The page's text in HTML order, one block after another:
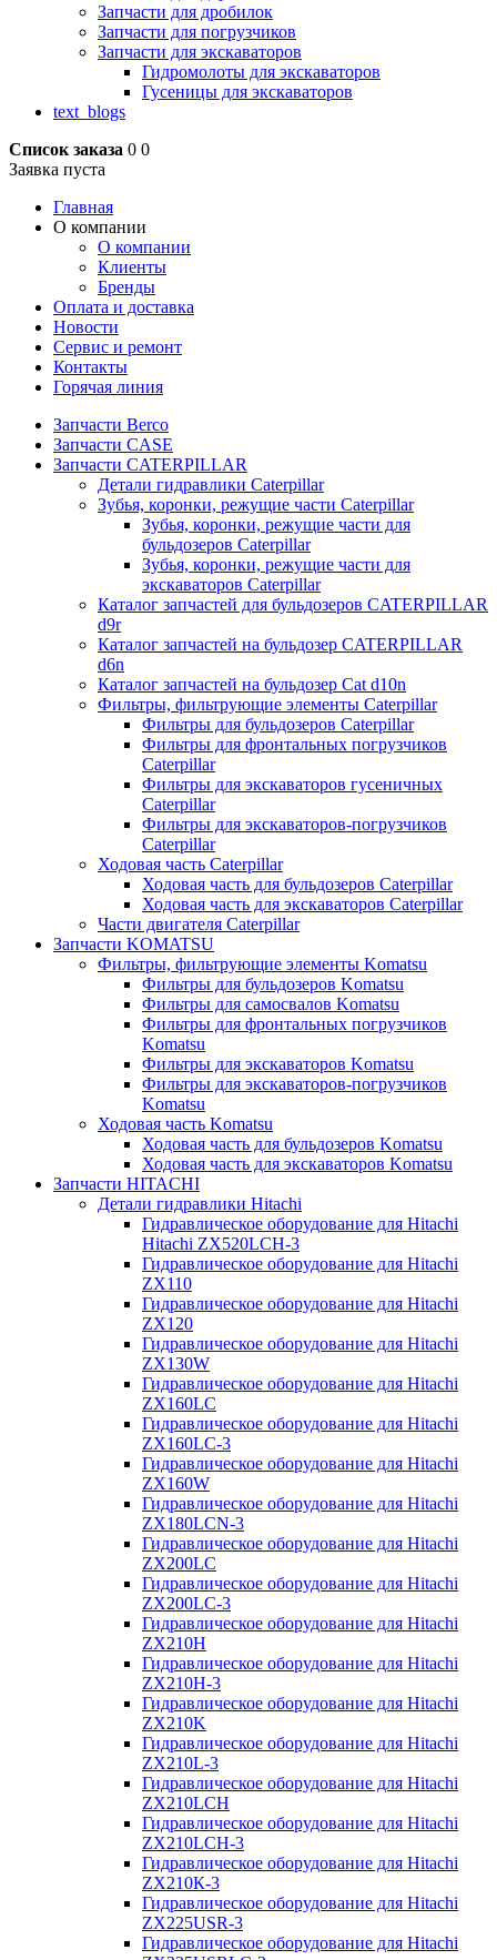
Запчасти для дробилок
Запчасти для погрузчиков
Запчасти для экскаваторов
Гидромолоты для экскаваторов
Гусеницы для экскаваторов
text_blogs
Список заказа 0 0
Заявка пуста
Главная
О компании
О компании
Клиенты
Бренды
Оплата и доставка
Новости
Сервис и ремонт
Контакты
Горячая линия
Запчасти Berco
Запчасти CASE
Запчасти CATERPILLAR
Детали гидравлики Caterpillar
Зубья, коронки, режущие части Caterpillar
Зубья, коронки, режущие части для
бульдозеров Caterpillar
Зубья, коронки, режущие части для
экскаваторов Caterpillar
Каталог запчастей для бульдозеров CATERPILLAR
d9r
Каталог запчастей на бульдозер CATERPILLAR
d6n
Каталог запчастей на бульдозер Сat d10n
Фильтры, фильтрующие элементы Caterpillar
Фильтры для бульдозеров Caterpillar
Фильтры для фронтальных погрузчиков
Caterpillar
Фильтры для экскаваторов гусеничных
Caterpillar
Фильтры для экскаваторов-погрузчиков
Caterpillar
Ходовая часть Caterpillar
Ходовая часть для бульдозеров Caterpillar
Ходовая часть для экскаваторов Caterpillar
Части двигателя Caterpillar
Запчасти KOMATSU
Фильтры, фильтрующие элементы Komatsu
Фильтры для бульдозеров Komatsu
Фильтры для самосвалов Komatsu
Фильтры для фронтальных погрузчиков
Komatsu
Фильтры для экскаваторов Komatsu
Фильтры для экскаваторов-погрузчиков
Komatsu
Ходовая часть Komatsu
Ходовая часть для бульдозеров Komatsu
Ходовая часть для экскаваторов Komatsu
Запчасти HITACHI
Детали гидравлики Hitachi
Гидравлическое оборудование для Hitachi
Hitachi ZX520LCH-3
Гидравлическое оборудование для Hitachi
ZX110
Гидравлическое оборудование для Hitachi
ZX120
Гидравлическое оборудование для Hitachi
ZX130W
Гидравлическое оборудование для Hitachi
ZX160LC
Гидравлическое оборудование для Hitachi
ZX160LC-3
Гидравлическое оборудование для Hitachi
ZX160W
Гидравлическое оборудование для Hitachi
ZX180LCN-3
Гидравлическое оборудование для Hitachi
ZX200LC
Гидравлическое оборудование для Hitachi
ZX200LC-3
Гидравлическое оборудование для Hitachi
ZX210H
Гидравлическое оборудование для Hitachi
ZX210H-3
Гидравлическое оборудование для Hitachi
ZX210K
Гидравлическое оборудование для Hitachi
ZX210L-3
Гидравлическое оборудование для Hitachi
ZX210LCH
Гидравлическое оборудование для Hitachi
ZX210LCH-3
Гидравлическое оборудование для Hitachi
ZX210К-3
Гидравлическое оборудование для Hitachi
ZX225USR-3
Гидравлическое оборудование для Hitachi